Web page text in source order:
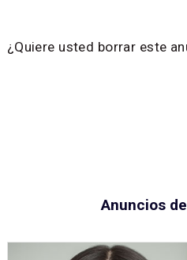
¿Quiere usted borrar este
Anuncios